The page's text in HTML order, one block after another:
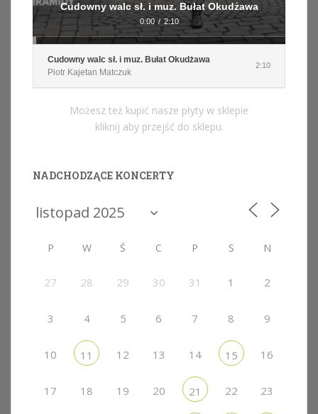
Cudowny walc sł. i muz. Bułat Okudżawa
0:00 / 2:10
Cudowny walc sł. i muz. Bułat Okudżawa
Piotr Kajetan Matczuk
2:10
Możesz też kupić nasze płyty w sklepie
kliknij aby przejść do sklepu.
NADCHODZĄCE KONCERTY
P W Ś C P S N
27 28 29 30 31 1 2
3 4 5 6 7 8 9
10 11 12 13 14 15 16
17 18 19 20 21 22 23